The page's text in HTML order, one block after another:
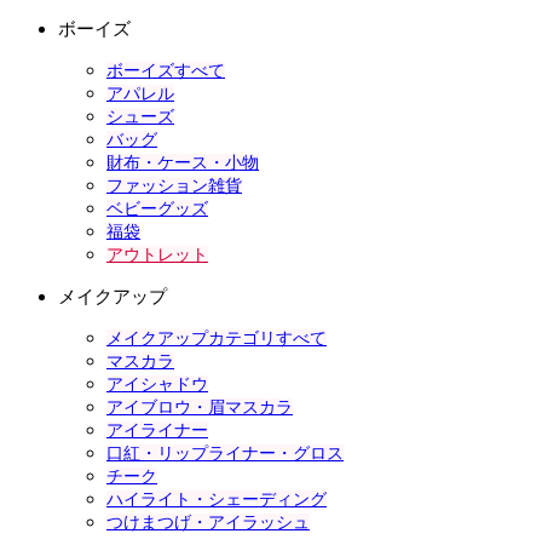
ボーイズ
ボーイズすべて
アパレル
シューズ
バッグ
財布・ケース・小物
ファッション雑貨
ベビーグッズ
福袋
アウトレット
メイクアップ
メイクアップカテゴリすべて
マスカラ
アイシャドウ
アイブロウ・眉マスカラ
アイライナー
口紅・リップライナー・グロス
チーク
ハイライト・シェーディング
つけまつげ・アイラッシュ